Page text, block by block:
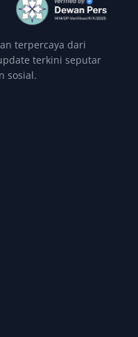
terpercaya dari
terkini seputar
sosial.